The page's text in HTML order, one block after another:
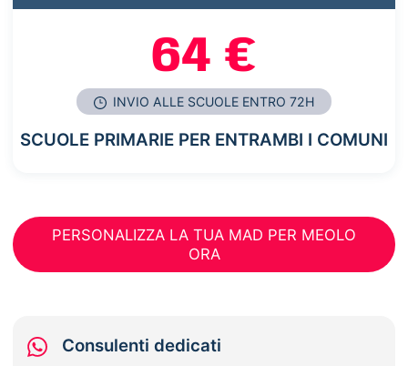
64 €
INVIO ALLE SCUOLE ENTRO 72H
SCUOLE PRIMARIE PER ENTRAMBI I COMUNI
PERSONALIZZA LA TUA MAD PER MEOLO
ORA
Consulenti dedicati